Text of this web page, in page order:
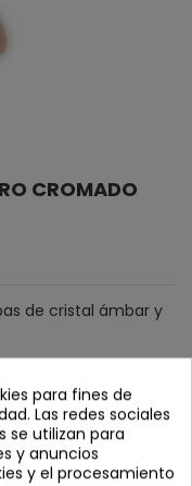
CROMADO
de cristal ámbar y
para fines de
Las redes sociales
se utilizan para
y anuncios
y el procesamiento